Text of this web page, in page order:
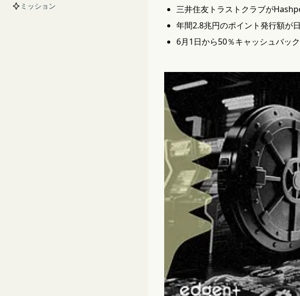
ミッション
三井住友トラストクラブが
年間2.8兆円のポイント発行額が
6月1日から50％キャッシュバッ